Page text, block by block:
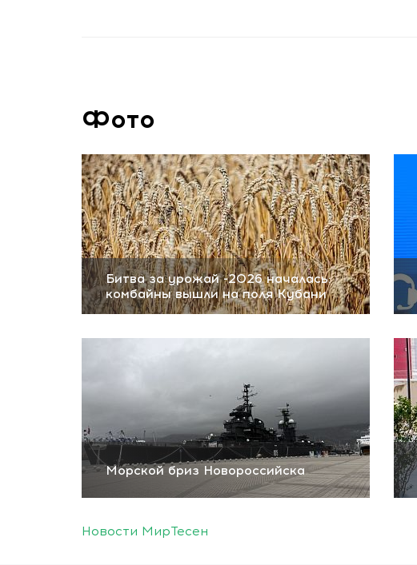
Фото
Битва за урожай -2026 началась:
комбайны вышли на поля Кубани
Морской бриз Новороссийска
Новости МирТесен